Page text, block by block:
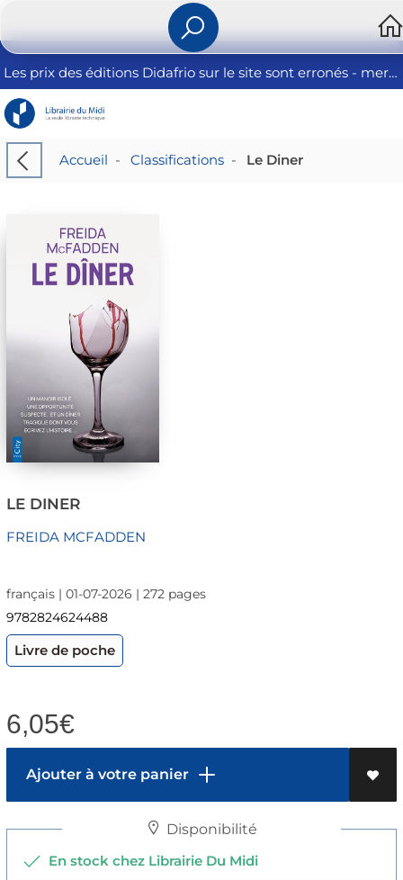
Les prix des éditions Didafrio sur le site sont erronés - merci de nous contacter
Accueil - Classifications- Le Diner
LE DINER
FREIDA MCFADDEN
français | 01-07-2026 | 272 pages
9782824624488
Livre de poche
6,05€
Ajouter à votre panier
Disponibilité
En stock chez Librairie Du Midi